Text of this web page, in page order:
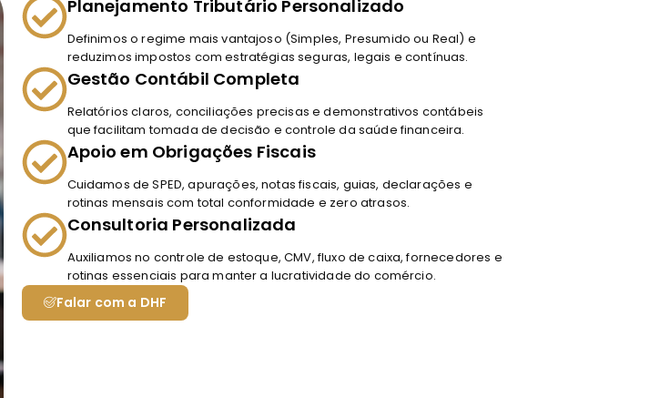
Planejamento Tributário Personalizado
Definimos o regime mais vantajoso (Simples, Presumido ou Real) e
reduzimos impostos com estratégias seguras, legais e contínuas.
Gestão Contábil Completa
Relatórios claros, conciliações precisas e demonstrativos contábeis
que facilitam tomada de decisão e controle da saúde financeira.
Apoio em Obrigações Fiscais
Cuidamos de SPED, apurações, notas fiscais, guias, declarações e
rotinas mensais com total conformidade e zero atrasos.
Consultoria Personalizada
Auxiliamos no controle de estoque, CMV, fluxo de caixa, fornecedores e
rotinas essenciais para manter a lucratividade do comércio.
Falar com a DHF